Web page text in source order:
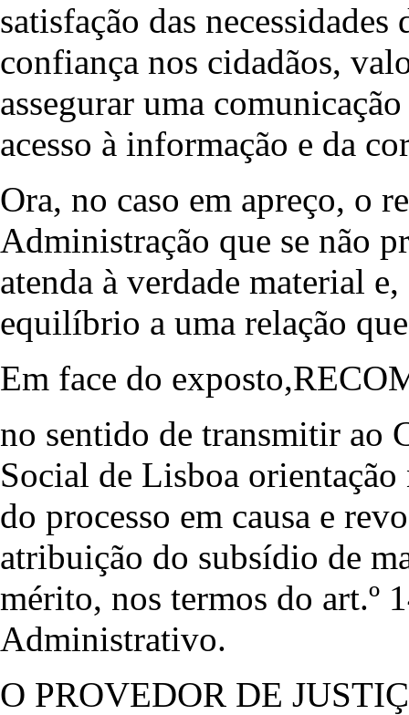
satisfação das
confiança nos cidadãos,
assegurar uma
acesso à informação e da
Ora, no caso em apreço, o
Administração que se não
atenda à verdade material
equilíbrio a uma relação
Em face do
no sentido de transmitir ao
Social de Lisboa
do processo em causa e
atribuição do subsídio de
mérito, nos termos do art.º
Administrativo.
O PROVEDOR DE